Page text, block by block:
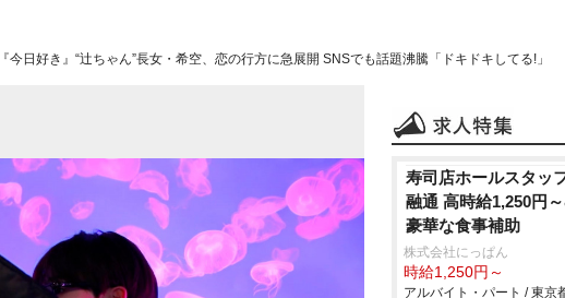
『今日好き』“辻ちゃん”長女・希空、恋の行方に急展開 SNSでも話題沸騰「ドキドキしてる!」
寿司店ホールスタッ
融通 高時給1,250円
豪華な食事補助
株式会社にっぱん
時給1,250円～
アルバイト・パート / 東京